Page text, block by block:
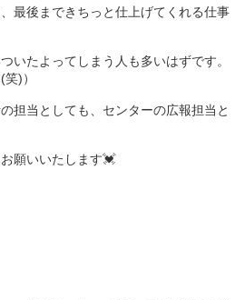
最後まできちっと仕上げてくれる仕事
いたよってしまう人も多いはずです。
)）
担当としても、センターの広報担当と
願いいたします💓